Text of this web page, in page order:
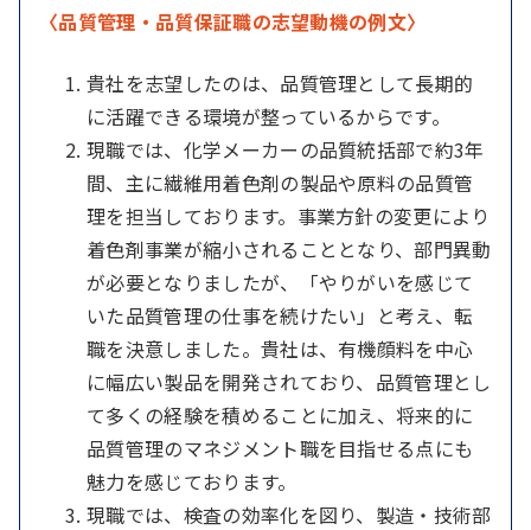
〈品質管理・品質保証職の志望動機の例文〉
貴社を志望したのは、品質管理として長期的
に活躍できる環境が整っているからです。
現職では、化学メーカーの品質統括部で約3年
間、主に繊維用着色剤の製品や原料の品質管
理を担当しております。事業方針の変更により
着色剤事業が縮小されることとなり、部門異動
が必要となりましたが、「やりがいを感じて
いた品質管理の仕事を続けたい」と考え、転
職を決意しました。貴社は、有機顔料を中心
に幅広い製品を開発されており、品質管理とし
て多くの経験を積めることに加え、将来的に
品質管理のマネジメント職を目指せる点にも
魅力を感じております。
現職では、検査の効率化を図り、製造・技術部